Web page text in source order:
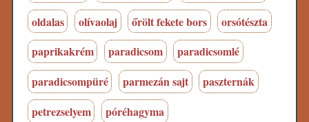
oldalas
olívaolaj őrölt fekete bors
orsótészta
paprikakrém
paradicsom
paradicsomlé
paradicsompüré
parmezán sajt
paszternák
petrezselyem
póréhagyma